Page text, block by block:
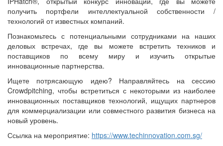
получить портфели интеллектуальной собственности /
технологий от известных компаний.
Познакомьтесь с потенциальными сотрудниками на наших
деловых встречах, где вы можете встретить техников и
поставщиков по всему миру и изучить открытые
инновационные партнерства.
Ищете потрясающую идею? Направляйтесь на сессию
Crowdpitching, чтобы встретиться с некоторыми из наиболее
инновационных поставщиков технологий, ищущих партнеров
для коммерциализации или совместного развития бизнеса на
новый уровень.
Ссылка на мероприятие: https://www.techinnovation.com.sg/